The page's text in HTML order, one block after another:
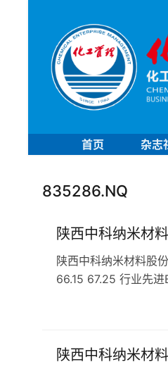
首页 杂志
835286.NQ
陕西中科纳米材
陕西中科纳米材料股
66.15 67.25 行业先
陕西中科纳米材